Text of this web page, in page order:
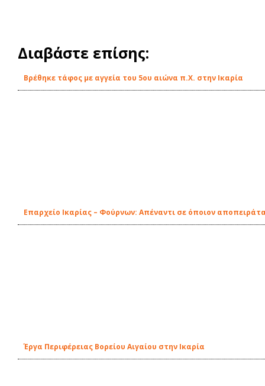
Διαβάστε επίσης:
Βρέθηκε τάφος με αγγεία του 5ου αιώνα π.Χ. στην Ικαρία
Eπαρχείο Ικαρίας – Φούρνων: Απέναντι σε όποιον
Έργα Περιφέρειας Βορείου Αιγαίου στην Ικαρία